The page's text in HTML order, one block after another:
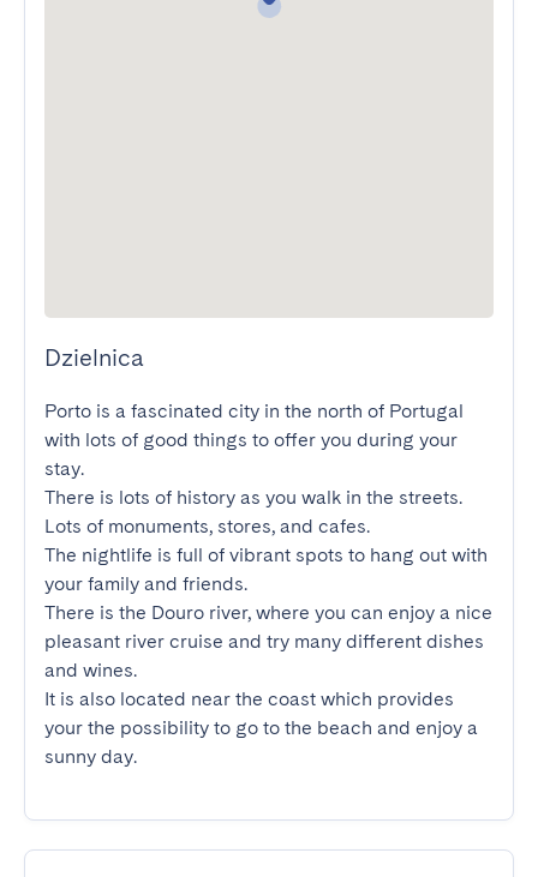
Dzielnica
Porto is a fascinated city in the north of Portugal
with lots of good things to offer you during your
stay.
There is lots of history as you walk in the streets.
Lots of monuments, stores, and cafes.
The nightlife is full of vibrant spots to hang out with
your family and friends.
There is the Douro river, where you can enjoy a nice
pleasant river cruise and try many different dishes
and wines.
It is also located near the coast which provides
your the possibility to go to the beach and enjoy a
sunny day.